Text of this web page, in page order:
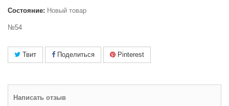
Состояние: Новый товар
№54
Твит Поделиться Pinterest
Написать отзыв